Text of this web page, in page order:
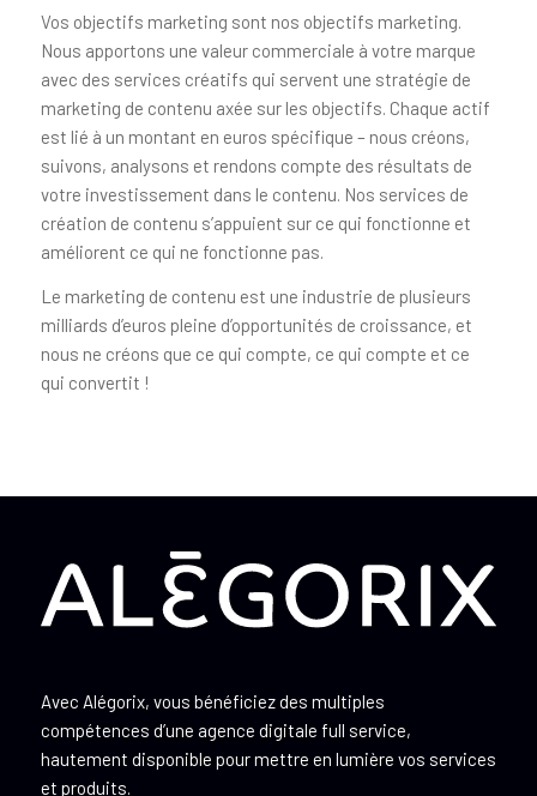
Vos objectifs marketing sont nos objectifs marketing.
Nous apportons une valeur commerciale à votre marque
avec des services créatifs qui servent une stratégie de
marketing de contenu axée sur les objectifs. Chaque actif
est lié à un montant en euros spécifique – nous créons,
suivons, analysons et rendons compte des résultats de
votre investissement dans le contenu. Nos services de
création de contenu s’appuient sur ce qui fonctionne et
améliorent ce qui ne fonctionne pas.
Le marketing de contenu est une industrie de plusieurs
milliards d’euros pleine d’opportunités de croissance, et
nous ne créons que ce qui compte, ce qui compte et ce
qui convertit !
Avec Alégorix, vous bénéficiez des multiples
compétences d’une agence digitale full service,
hautement disponible pour mettre en lumière vos services
et produits.